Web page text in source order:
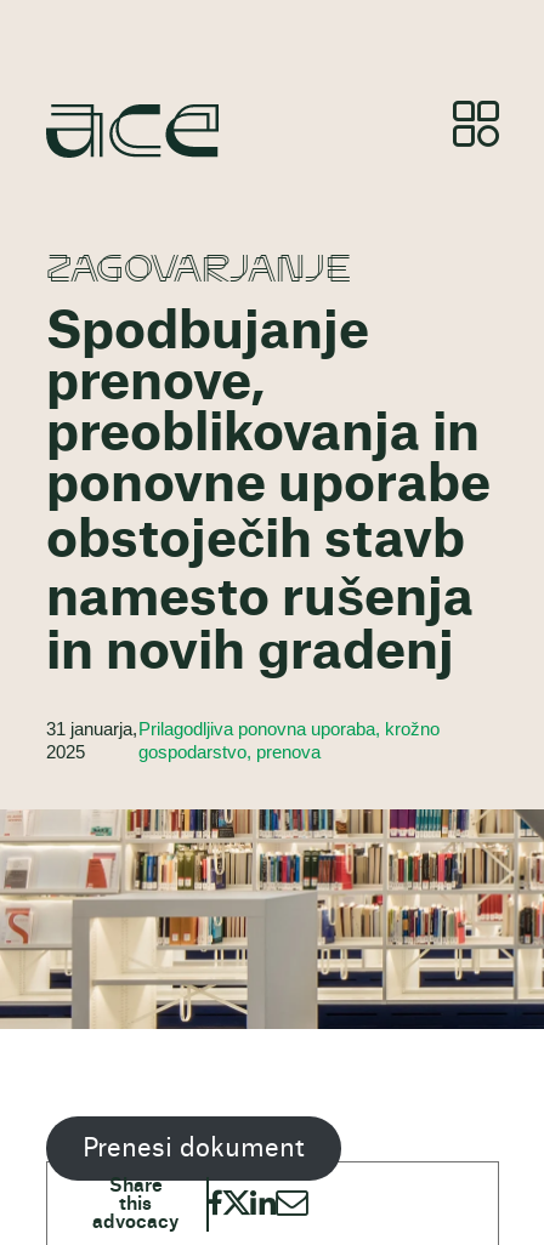
ZAGOVARJANJE
Spodbujanje
prenove,
preoblikovanja in
ponovne uporabe
obstoječih stavb
namesto rušenja
in novih gradenj
31 januarja,
2025
Prilagodljiva ponovna uporaba, krožno
gospodarstvo, prenova
Prenesi dokument